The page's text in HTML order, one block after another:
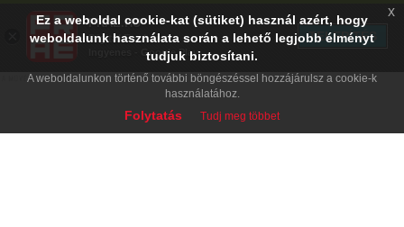
Ez a weboldal cookie-kat (sütiket) használ azért, hogy
weboldalunk használata során a lehető legjobb élményt
tudjuk biztosítani.
A weboldalunkon történő további böngészéssel hozzájárulsz a cookie-k
használatához.
Folytatás Tudj meg többet
x
PRAE.HU
Digital Evolution
Ingyenes - Google Play
TELEPÍTÉS